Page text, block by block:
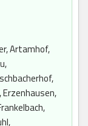
Artamhof,